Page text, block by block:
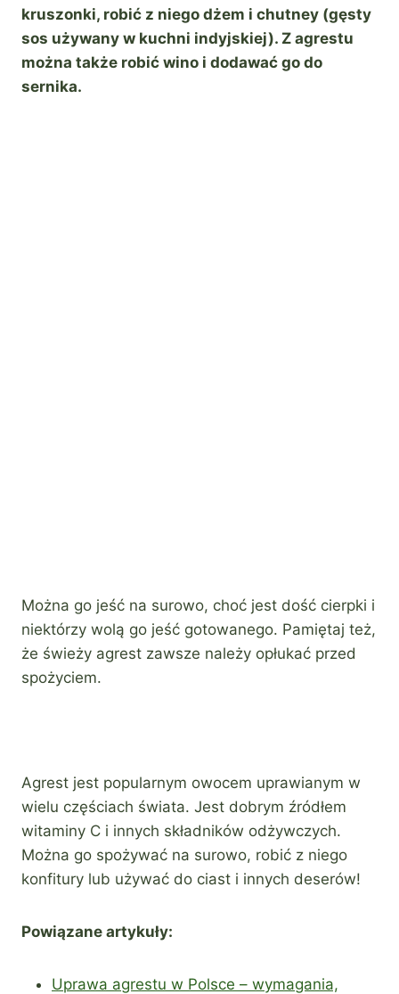
kruszonki, robić z niego dżem i chutney (gęsty
sos używany w kuchni indyjskiej). Z agrestu
można także robić wino i dodawać go do
sernika.
Można go jeść na surowo, choć jest dość cierpki i
niektórzy wolą go jeść gotowanego. Pamiętaj też,
że świeży agrest zawsze należy opłukać przed
spożyciem.
Agrest jest popularnym owocem uprawianym w
wielu częściach świata. Jest dobrym źródłem
witaminy C i innych składników odżywczych.
Można go spożywać na surowo, robić z niego
konfitury lub używać do ciast i innych deserów!
Powiązane artykuły:
Uprawa agrestu w Polsce – wymagania,